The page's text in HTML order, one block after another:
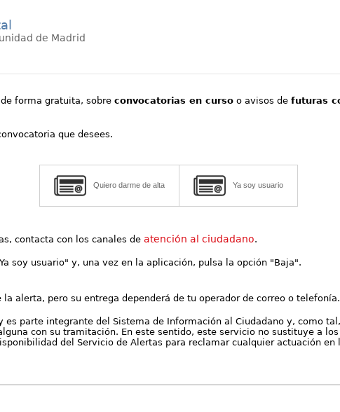
de Madrid
forma gratuita, sobreconvocatorias en curso o avisos defuturas
que desees.
Quiero darme de alta Ya soy usuario
contacta con los canales deatención al ciudadano.
soy usuario" y, una vez en la aplicación, pulsa la opción "Baja".
alerta, pero su entrega dependerá de tu operador de correo o telefonía.
parte integrante del Sistema de Información al Ciudadano y, como
con su tramitación. En este sentido, este servicio no sustituye a
del Servicio de Alertas para reclamar cualquier actuación